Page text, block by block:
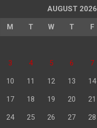
AUGUST 2026
M T W T F
3 4 5 6 7
10 11 12 13 14
17 18 19 20 21
24 25 26 27 28